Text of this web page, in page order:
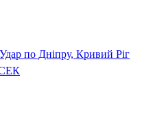
по Дніпру, Кривий Ріг